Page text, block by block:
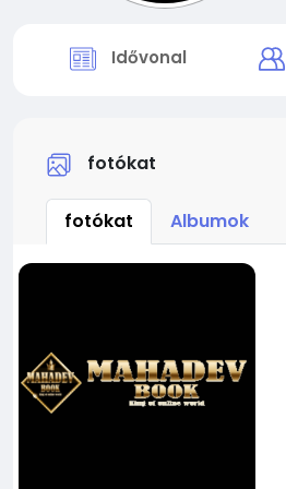
Idővonal
fotókat
fotókat Albumok